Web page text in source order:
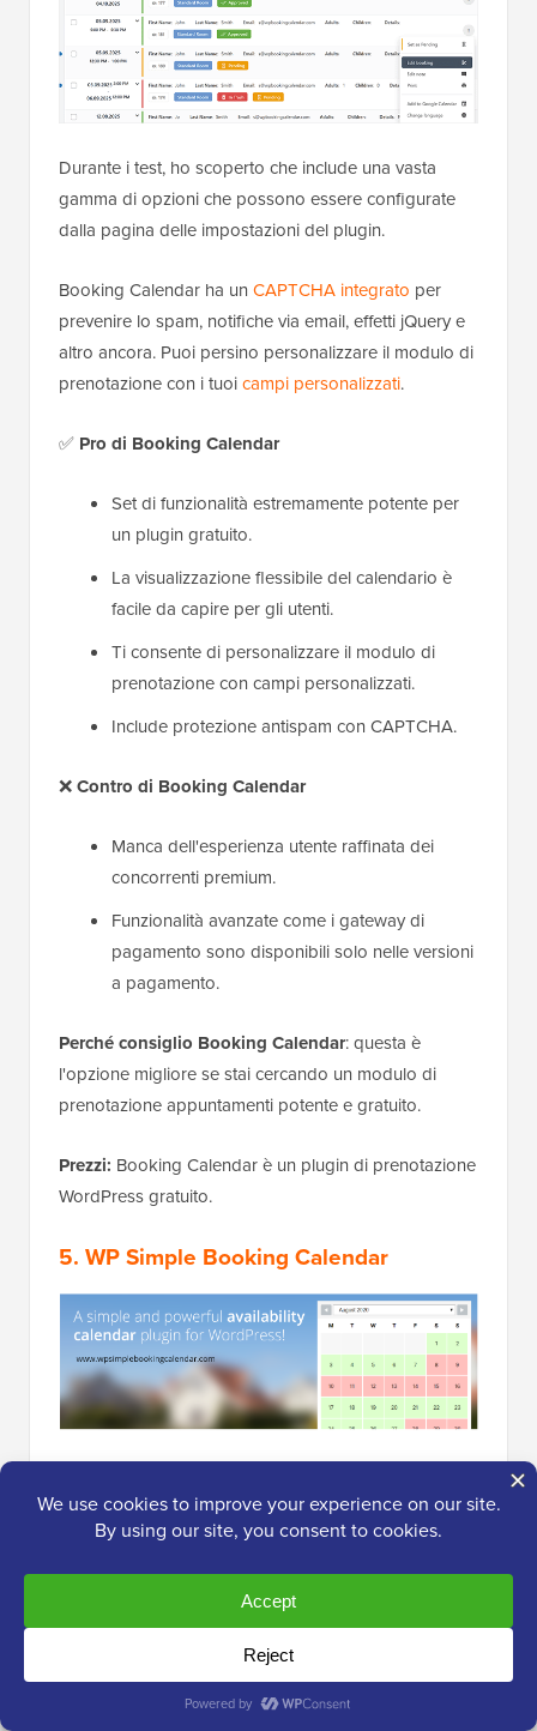
Durante i test, ho scoperto che include una vasta
gamma di opzioni che possono essere configurate
dalla pagina delle impostazioni del plugin.
Booking Calendar ha un CAPTCHA integrato per
prevenire lo spam, notifiche via email, effetti jQuery e
altro ancora. Puoi persino personalizzare il modulo di
prenotazione con i tuoicampi personalizzati.
✅ Pro di Booking Calendar
Set di funzionalità estremamente potente per
un plugin gratuito.
La visualizzazione flessibile del calendario è
facile da capire per gli utenti.
Ti consente di personalizzare il modulo di
prenotazione con campi personalizzati.
Include protezione antispam con CAPTCHA.
❌Contro di Booking Calendar
Manca dell'esperienza utente raffinata dei
concorrenti premium.
Funzionalità avanzate come i gateway di
pagamento sono disponibili solo nelle versioni
a pagamento.
Perché consiglio Booking Calendar: questa è
l'opzione migliore se stai cercando un modulo di
prenotazione appuntamenti potente e gratuito.
Prezzi: Booking Calendar è un plugin di prenotazione
WordPress gratuito.
5. WP Simple Booking Calendar
prenotazioni su WordPress facile da usare. Ti
consente di creare un calendario e permette agli
utenti di prenotare un'intera giornata. Questo lo rende
un'ottima opzione se offri alloggi o altre offerte
Dopo aver creato un calendario, puoi aggiungerlo a